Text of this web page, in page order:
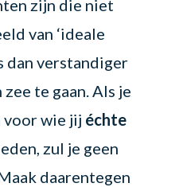
zijn die niet
van ‘ideale
dan verstandiger
te gaan. Als je
wie jij échte
zul je geen
daarentegen